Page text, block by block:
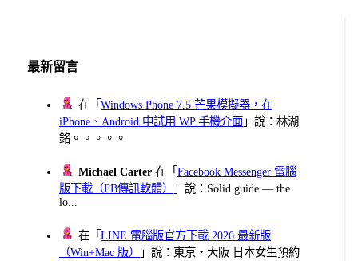
最新留言
在「Windows Phone 7.5 芒果模擬器，在
iPhone、Android 中試用 WP 手機介面 」說：林湖
銘。。。。。
Michael Carter 在「Facebook Messenger 電腦
版下載（FB傳訊軟體）
」說：Solid guide — the
lo...
在「LINE 電腦版官方下載 2026 最新版
（Win+Mac 版）
」說：東京・大阪 日本女生預約